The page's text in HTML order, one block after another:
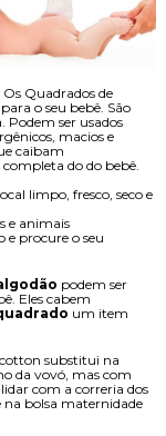
Os Quadrados de
o seu bebê. São
Podem ser usados
macios e
caibam
do do bebê.
limpo, fresco, seco e
e animais
e procure o seu
podem ser
Eles cabem
um item
substitui na
da vovó, mas com
com a correria dos
na bolsa maternidade